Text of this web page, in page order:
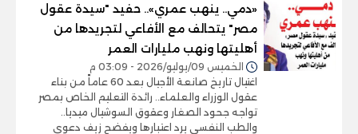
«دمي.. ينهب عمري».. حفيد "سيدة عقول
مصر" يتحالف مع الأفاعي لتجريدها من
أهليتها ونهب مليارات العمر
الخميس 09/يوليو/2026 - 03:09 م
اغتيال تاريخ صانعة الأجيال بعد 60 عاماً من بناء
عقول الوزراء والعلماء.. رائدة التعليم الخاص بمصر
تواجه جحود الصغار وعقوق السوشيال ميديا..
والطب النفسي يرد اعتبارها ويفضح زيف دعوى